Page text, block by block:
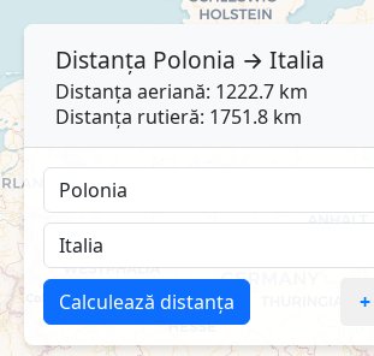
Distanța Polonia → Italia
Distanța aeriană: 1222.7 km
Distanța rutieră: 1751.8 km
Calculează distanța +